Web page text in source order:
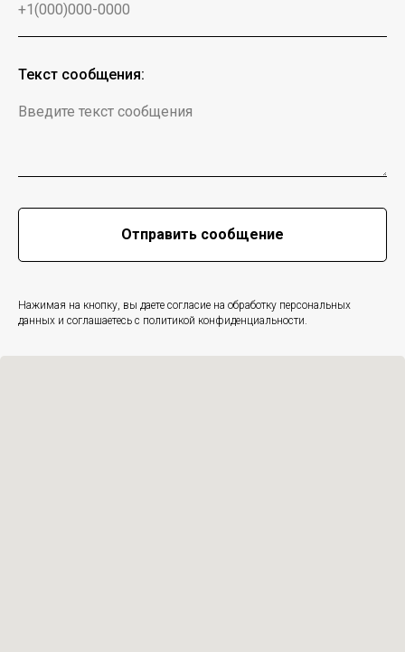
+1(000)000-0000
Текст сообщения:
Введите текст сообщения
Отправить сообщение
Нажимая на кнопку, вы даете согласие на обработку персональных
данных и соглашаетесь c политикой конфиденциальности.